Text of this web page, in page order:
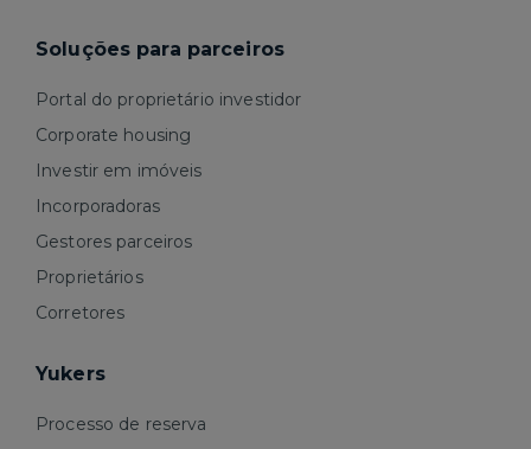
Soluções para parceiros
Portal do proprietário investidor
Corporate housing
Investir em imóveis
Incorporadoras
Gestores parceiros
Proprietários
Corretores
Yukers
Processo de reserva